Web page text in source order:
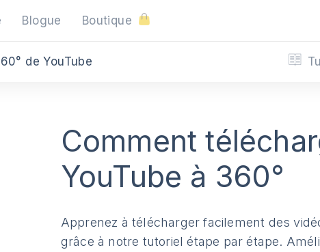
Blogue Boutique
de YouTube
Comment
YouTube à 360°
Apprenez à télécharger facilement des
grâce à notre tutoriel étape par étape.